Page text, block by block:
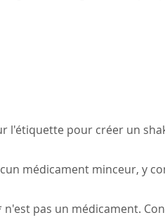
l'étiquette pour créer un
médicament minceur, y
pas un médicament.